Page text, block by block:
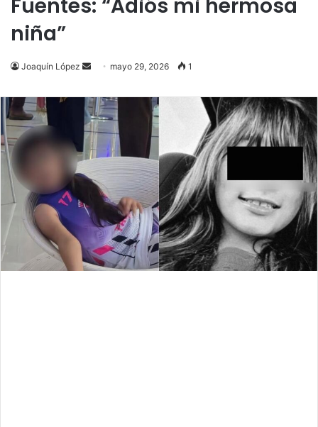
Fuentes: “Adiós mi hermosa
niña”
Joaquín López
Send
email
mayo 29, 2026 1